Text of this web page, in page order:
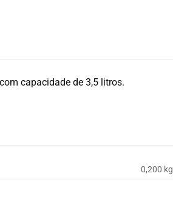
capacidade de 3,5 litros.
0,200 kg